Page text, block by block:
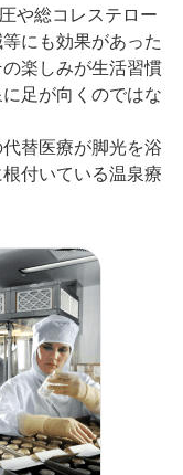
や総コレステロー
にも効果があった
楽しみが生活習慣
足が向くのではな
替医療が脚光を浴
付いている温泉療